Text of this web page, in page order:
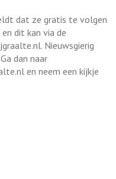
dat ze gratis te volgen
dit kan via de
Nieuwsgierig
dan naar
en neem een kijkje